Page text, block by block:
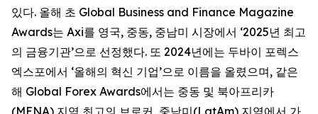
있다. 올해 초 Global Business and Finance Magazine
Awards는 Axi를 영국, 중동, 중남미 시장에서 ‘2025년 최고
의 금융기관’으로 선정했다. 또 2024년에는 두바이 포렉스
엑스포에서 ‘올해의 혁신 기업’으로 이름을 올렸으며, 같은
해 Global Forex Awards에서는 중동 및 북아프리카
(MENA) 지역 최고의 브로커, 중남미(LatAm) 지역에서 가